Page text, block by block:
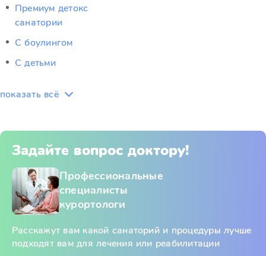
Премиум детокс
санатории
С боулингом
С детьми
показать всё
Задайте вопрос доктору!
Профессиональные
специалисты
курортологи
Расскажут вам какой санаторий и процедуры лучше
подходят вам для лечения или реабилитации